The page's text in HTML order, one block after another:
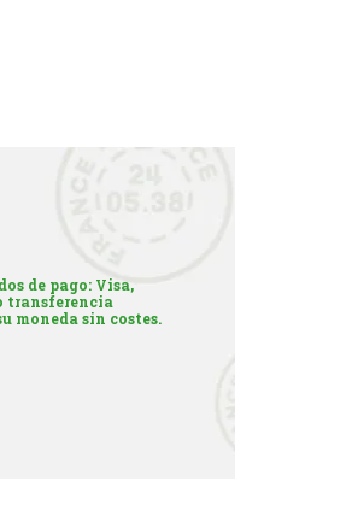
de pago: Visa,
transferencia
moneda sin costes.